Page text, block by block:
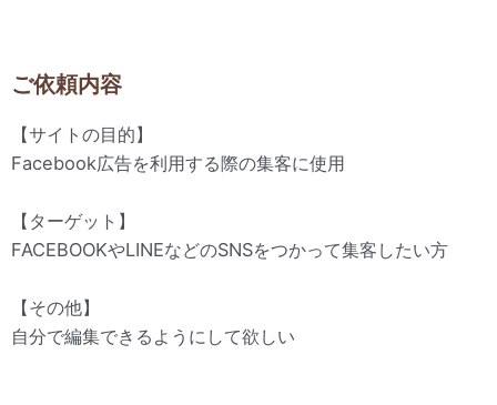
ご依頼内容
【サイトの目的】
Facebook広告を利用する際の集客に使用
【ターゲット】
FACEBOOKやLINEなどのSNSをつかって集客したい方
【その他】
自分で編集できるようにして欲しい